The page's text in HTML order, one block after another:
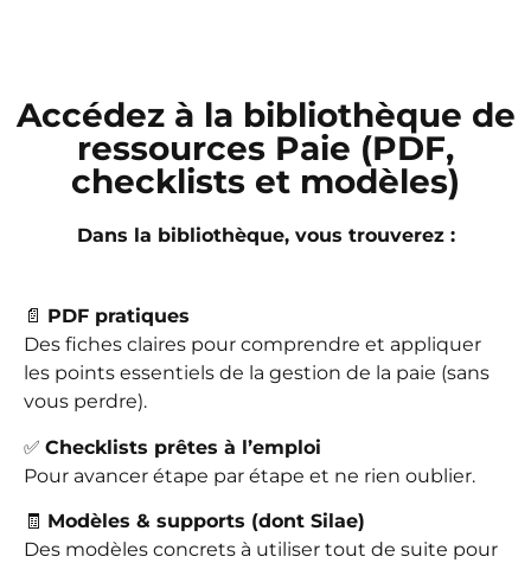
Accédez à la bibliothèque de
ressources Paie (PDF,
checklists et modèles)
Dans la bibliothèque, vous trouverez :
📄 PDF pratiques
Des fiches claires pour comprendre et appliquer
les points essentiels de la gestion de la paie (sans
vous perdre).
✅ Checklists prêtes à l’emploi
Pour avancer étape par étape et ne rien oublier.
🧾 Modèles & supports (dont Silae)
Des modèles concrets à utiliser tout de suite pour